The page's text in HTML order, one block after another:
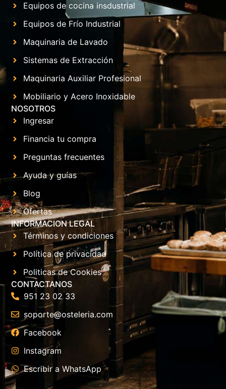
Equipos de cocina insdustrial
Equipos de Frío Industrial
Maquinaria de Lavado
Sistemas de Extracción
Maquinaria Auxiliar Profesional
Mobiliario y Acero Inoxidable
NOSOTROS
Ingresar
Financia tu compra
Preguntas frecuentes
Ayuda y guías
Blog
Ofertas
INFORMACION LEGAL
Términos y condiciones
Política de privacidad
Politicas de Cookies
CONTACTANOS
951 23 02 33
soporte@osteleria.com
Facebook
Instagram
Escribir a WhatsApp